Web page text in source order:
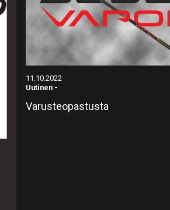
11.10.2022
Uutinen -
Varusteopastusta